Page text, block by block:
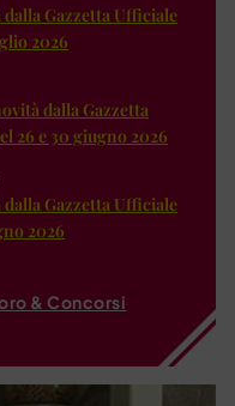
Gazzetta Ufficiale
2026
dalla Gazzetta
26 e 30 giugno 2026
Gazzetta Ufficiale
2026
& Concorsi